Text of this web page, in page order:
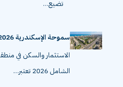
تضيع…
سموحة الإسكندرية 2026 | تحديث الأسعار والمشاريع
الاستثمار والسكن في
الشامل 2026 تعتبر…